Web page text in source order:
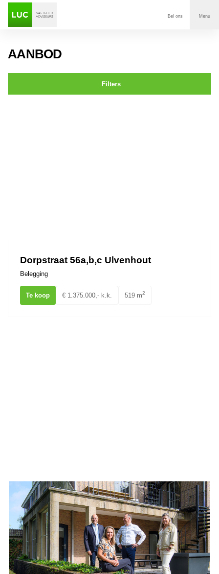
Bel ons Menu
AANBOD
Filters
Dorpstraat 56a,b,c Ulvenhout
Belegging
Te koop € 1.375.000,- k.k. 519 m2
Aanbod van LUC
Neem de tijd om onze lijst met beschikbare object te bekijken en
aarzel niet om contact met ons op te nemen als u vragen heeft, meer
informatie wilt of een bezichtiging wil plannen.
Ons team van vastgoedprofessionals staat klaar om u te helpen bij
elke stap van het proces.